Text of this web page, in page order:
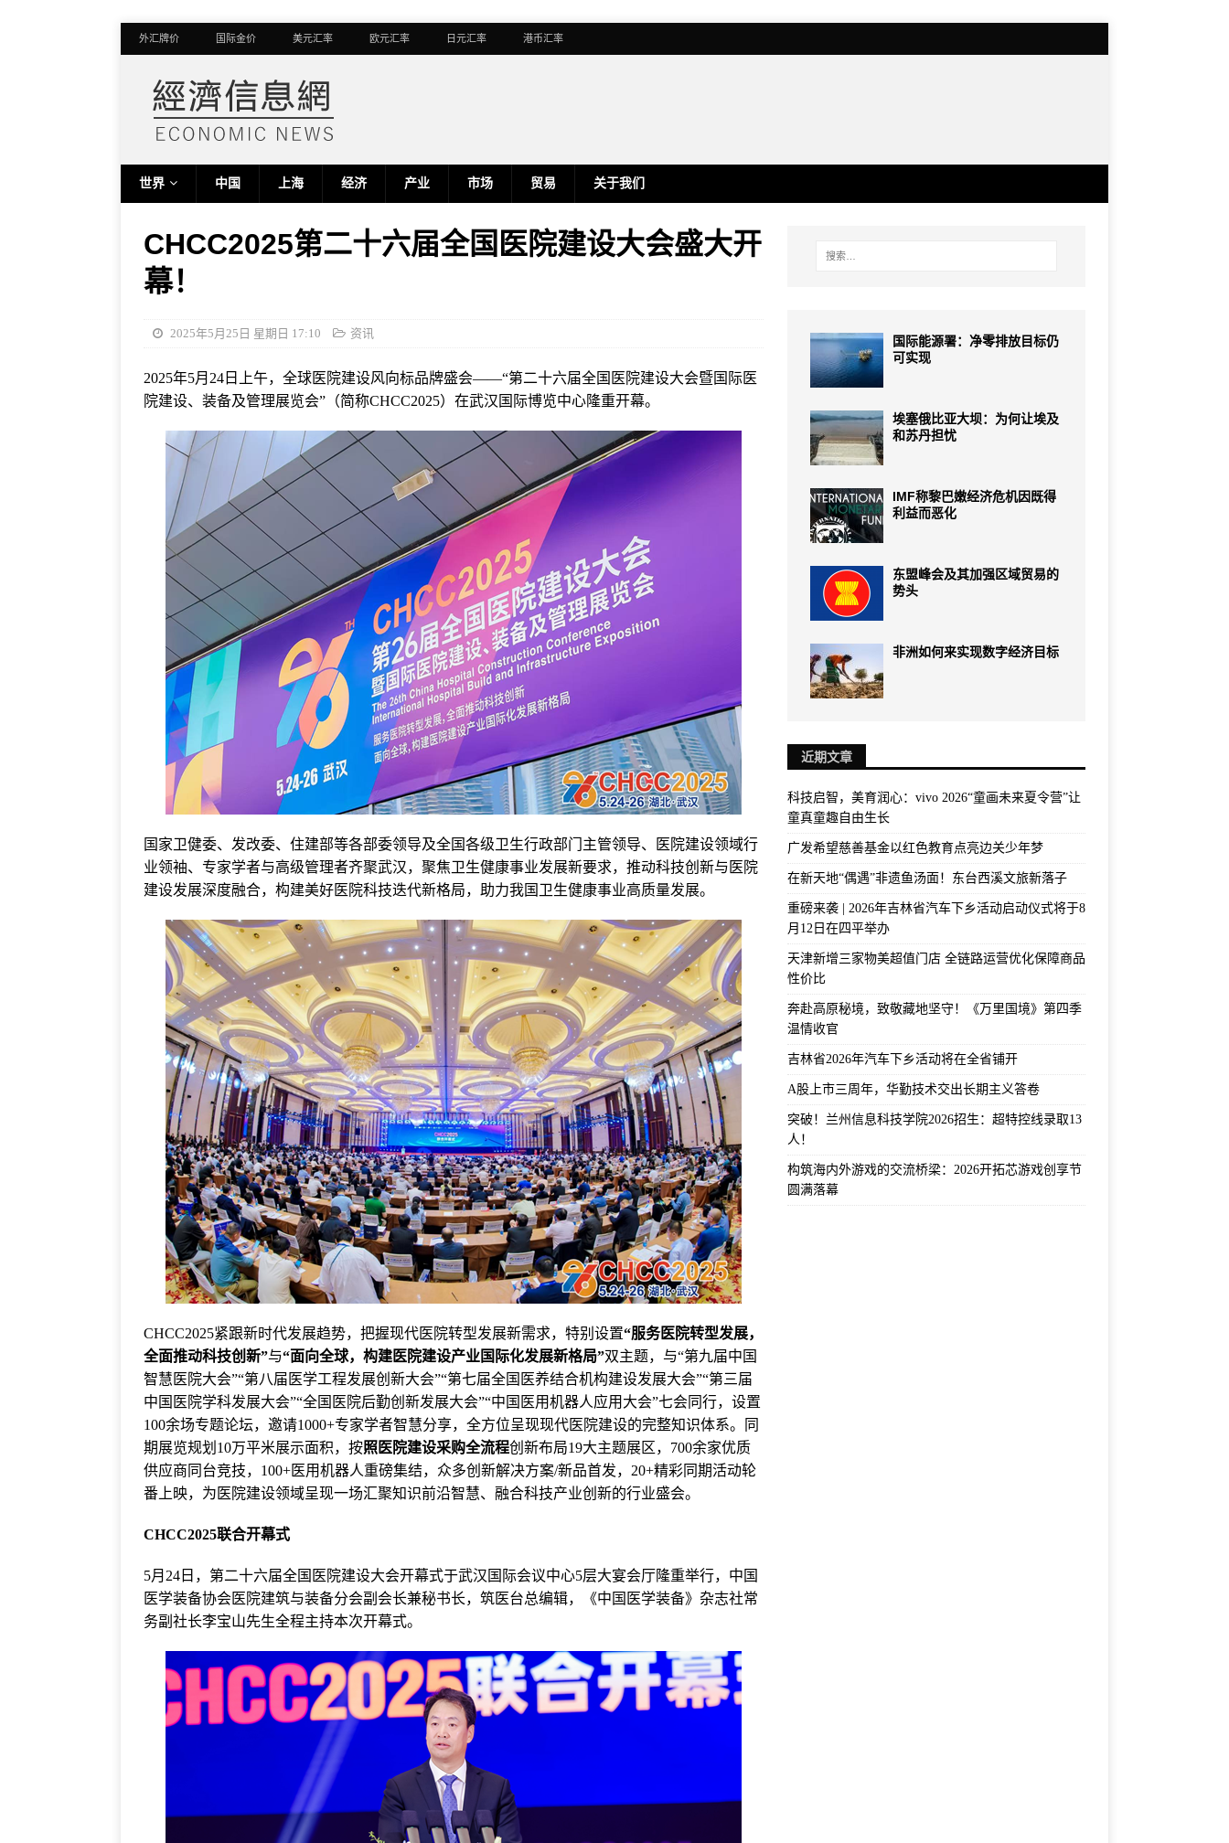
外汇牌价 国际金价 美元汇率 欧元汇率 日元汇率 港币汇率
世界 中国 上海 经济 产业 市场 贸易 关于我们
CHCC2025第二十六届全国医院建设大会盛大开
幕！
2025年5月25日 星期日 17:10 资讯
2025年5月24日上午，全球医院建设风向标品牌盛会——“第二十六届全国医院建设大会暨国际医
院建设、装备及管理展览会”（简称CHCC2025）在武汉国际博览中心隆重开幕。
国家卫健委、发改委、住建部等各部委领导及全国各级卫生行政部门主管领导、医院建设领域行
业领袖、专家学者与高级管理者齐聚武汉，聚焦卫生健康事业发展新要求，推动科技创新与医院
建设发展深度融合，构建美好医院科技迭代新格局，助力我国卫生健康事业高质量发展。
CHCC2025紧跟新时代发展趋势，把握现代医院转型发展新需求，特别设置“服务医院转型发展，
全面推动科技创新”与“面向全球，构建医院建设产业国际化发展新格局”双主题，与“第九届中国
智慧医院大会”“第八届医学工程发展创新大会”“第七届全国医养结合机构建设发展大会”“第三届
中国医院学科发展大会”“全国医院后勤创新发展大会”“中国医用机器人应用大会”七会同行，设置
100余场专题论坛，邀请1000+专家学者智慧分享，全方位呈现现代医院建设的完整知识体系。同
期展览规划10万平米展示面积，按照医院建设采购全流程创新布局19大主题展区，700余家优质
供应商同台竞技，100+医用机器人重磅集结，众多创新解决方案/新品首发，20+精彩同期活动轮
番上映，为医院建设领域呈现一场汇聚知识前沿智慧、融合科技产业创新的行业盛会。
CHCC2025联合开幕式
5月24日，第二十六届全国医院建设大会开幕式于武汉国际会议中心5层大宴会厅隆重举行，中国
医学装备协会医院建筑与装备分会副会长兼秘书长，筑医台总编辑，《中国医学装备》杂志社常
务副社长李宝山先生全程主持本次开幕式。
国际能源署：净零排放目标仍
可实现
埃塞俄比亚大坝：为何让埃及
和苏丹担忧
IMF称黎巴嫩经济危机因既得
利益而恶化
东盟峰会及其加强区域贸易的
势头
非洲如何来实现数字经济目标
近期文章
科技启智，美育润心：vivo 2026“童画未来夏令营”让
童真童趣自由生长
广发希望慈善基金以红色教育点亮边关少年梦
在新天地“偶遇”非遗鱼汤面！东台西溪文旅新落子
重磅来袭 | 2026年吉林省汽车下乡活动启动仪式将于8
月12日在四平举办
天津新增三家物美超值门店 全链路运营优化保障商品
性价比
奔赴高原秘境，致敬藏地坚守！《万里国境》第四季
温情收官
吉林省2026年汽车下乡活动将在全省铺开
A股上市三周年，华勤技术交出长期主义答卷
突破！兰州信息科技学院2026招生：超特控线录取13
人！
构筑海内外游戏的交流桥梁：2026开拓芯游戏创享节
圆满落幕